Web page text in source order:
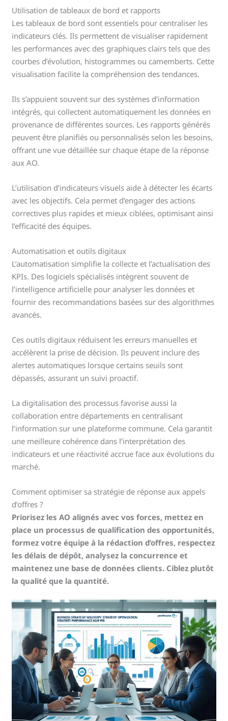
Utilisation de tableaux de bord et rapports
Les tableaux de bord sont essentiels pour centraliser les
indicateurs clés. Ils permettent de visualiser rapidement
les performances avec des graphiques clairs tels que des
courbes d’évolution, histogrammes ou camemberts. Cette
visualisation facilite la compréhension des tendances.
Ils s’appuient souvent sur des systèmes d’information
intégrés, qui collectent automatiquement les données en
provenance de différentes sources. Les rapports générés
peuvent être planifiés ou personnalisés selon les besoins,
offrant une vue détaillée sur chaque étape de la réponse
aux AO.
L’utilisation d’indicateurs visuels aide à détecter les écarts
avec les objectifs. Cela permet d’engager des actions
correctives plus rapides et mieux ciblées, optimisant ainsi
l’efficacité des équipes.
Automatisation et outils digitaux
L’automatisation simplifie la collecte et l’actualisation des
KPIs. Des logiciels spécialisés intègrent souvent de
l’intelligence artificielle pour analyser les données et
fournir des recommandations basées sur des algorithmes
avancés.
Ces outils digitaux réduisent les erreurs manuelles et
accélèrent la prise de décision. Ils peuvent inclure des
alertes automatiques lorsque certains seuils sont
dépassés, assurant un suivi proactif.
La digitalisation des processus favorise aussi la
collaboration entre départements en centralisant
l’information sur une plateforme commune. Cela garantit
une meilleure cohérence dans l’interprétation des
indicateurs et une réactivité accrue face aux évolutions du
marché.
Comment optimiser sa stratégie de réponse aux appels
d’offres ?
Priorisez les AO alignés avec vos forces, mettez en
place un processus de qualification des opportunités,
formez votre équipe à la rédaction d’offres, respectez
les délais de dépôt, analysez la concurrence et
maintenez une base de données clients. Ciblez plutôt
la qualité que la quantité.